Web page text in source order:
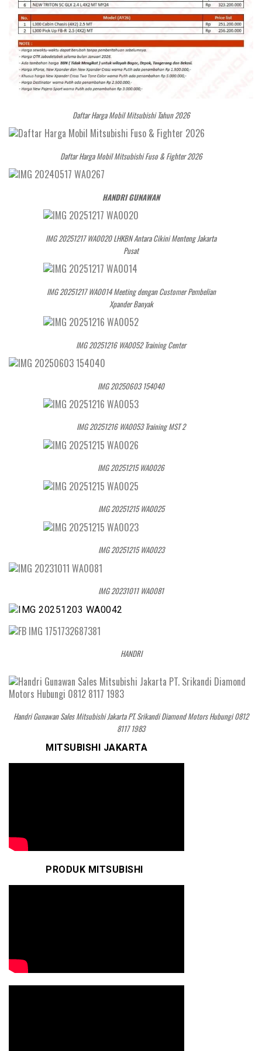
Daftar Harga Mobil Mitsubishi Tahun 2026
Daftar Harga Mobil Mitsubishi Fuso & Fighter 2026
HANDRI GUNAWAN
IMG 20251217 WA0020 LHKBN Antara Cikini Menteng Jakarta
Pusat
IMG 20251217 WA0014 Meeting dengan Customer Pembelian
Xpander Banyak
IMG 20251216 WA0052 Training Center
IMG 20250603 154040
IMG 20251216 WA0053 Training MST 2
IMG 20251215 WA0026
IMG 20251215 WA0025
IMG 20251215 WA0023
IMG 20231011 WA0081
HANDRI
Handri Gunawan Sales Mitsubishi Jakarta PT. Srikandi Diamond Motors Hubungi 0812
8117 1983
MITSUBISHI JAKARTA
PRODUK MITSUBISHI